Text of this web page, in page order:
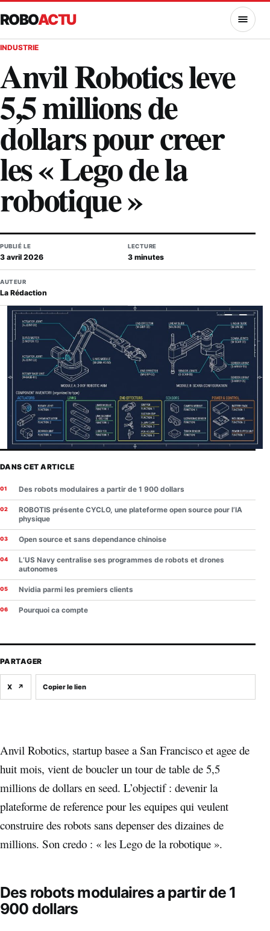
ROBOACTU MENU
INDUSTRIE
Anvil Robotics leve
5,5 millions de
dollars pour creer
les « Lego de la
robotique »
PUBLIÉ LE
3 avril 2026
LECTURE
3 minutes
AUTEUR
La Rédaction
Anvil Robotics, startup basee a San Francisco et agee de
huit mois, vient de boucler un tour de table de 5,5
millions de dollars en seed. L’objectif : devenir la
plateforme de reference pour les equipes qui veulent
construire des robots sans depenser des dizaines de
millions. Son credo : « les Lego de la robotique ».
Des robots modulaires a partir de 1
900 dollars
DANS CET ARTICLE
Des robots modulaires a partir de 1 900 dollars
ROBOTIS présente CYCLO, une plateforme open source pour l’IA
physique
Open source et sans dependance chinoise
L’US Navy centralise ses programmes de robots et drones
autonomes
Nvidia parmi les premiers clients
Pourquoi ca compte
PARTAGER
X ↗ Copier le lien